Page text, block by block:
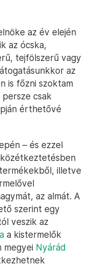
az év elején
az ócska,
tejfölszerű vagy
az
is főzni szoktam
csak
érthetővé
– és ezzel
illetve
az almát. A
szerint egy
veszik az
a kistermelők
megyei Nyárád